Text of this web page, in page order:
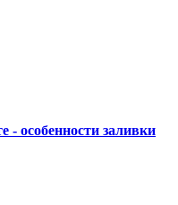
- особенности заливки